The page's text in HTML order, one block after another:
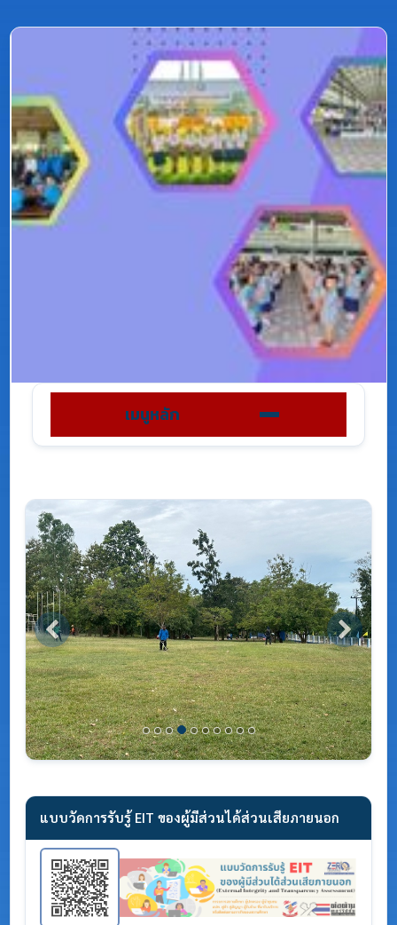
เมนูหลัก
Previous Next
แบบวัดการรับรู้ EIT ของผู้มีส่วนได้ส่วนเสียภายนอก